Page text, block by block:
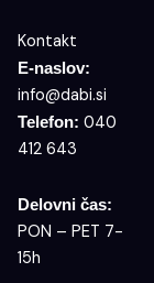
Kontakt
E-naslov:
info@dabi.si
Telefon: 040
412 643
Delovni čas:
PON – PET 7-
15h